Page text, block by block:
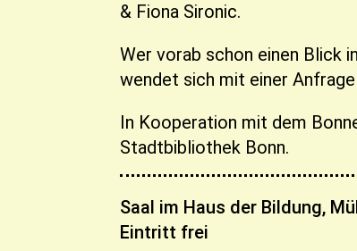
& Fiona Sironic.
Wer vorab schon einen Blick
wendet sich mit einer
In Kooperation mit dem
Stadtbibliothek Bonn.
Saal im Haus der Bildung,
Eintritt frei